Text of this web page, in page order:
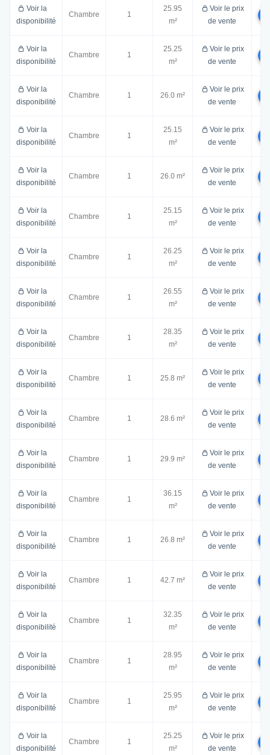
Voir la
disponibilité
Chambre 1
25.95
m²
Voir le prix
de vente
Voir la
disponibilité
Chambre 1
25.25
m²
Voir le prix
de vente
Voir la
disponibilité
Chambre 1 26.0 m²
Voir le prix
de vente
Voir la
disponibilité
Chambre 1
25.15
m²
Voir le prix
de vente
Voir la
disponibilité
Chambre 1 26.0 m²
Voir le prix
de vente
Voir la
disponibilité
Chambre 1
25.15
m²
Voir le prix
de vente
Voir la
disponibilité
Chambre 1
26.25
m²
Voir le prix
de vente
Voir la
disponibilité
Chambre 1
26.55
m²
Voir le prix
de vente
Voir la
disponibilité
Chambre 1
28.35
m²
Voir le prix
de vente
Voir la
disponibilité
Chambre 1 25.8 m²
Voir le prix
de vente
Voir la
disponibilité
Chambre 1 28.6 m²
Voir le prix
de vente
Voir la
disponibilité
Chambre 1 29.9 m²
Voir le prix
de vente
Voir la
disponibilité
Chambre 1
36.15
m²
Voir le prix
de vente
Voir la
disponibilité
Chambre 1 26.8 m²
Voir le prix
de vente
Voir la
disponibilité
Chambre 1 42.7 m²
Voir le prix
de vente
Voir la
disponibilité
Chambre 1
32.35
m²
Voir le prix
de vente
Voir la
disponibilité
Chambre 1
28.95
m²
Voir le prix
de vente
Voir la
disponibilité
Chambre 1
25.95
m²
Voir le prix
de vente
Voir la
disponibilité
Chambre 1
25.25
m²
Voir le prix
de vente